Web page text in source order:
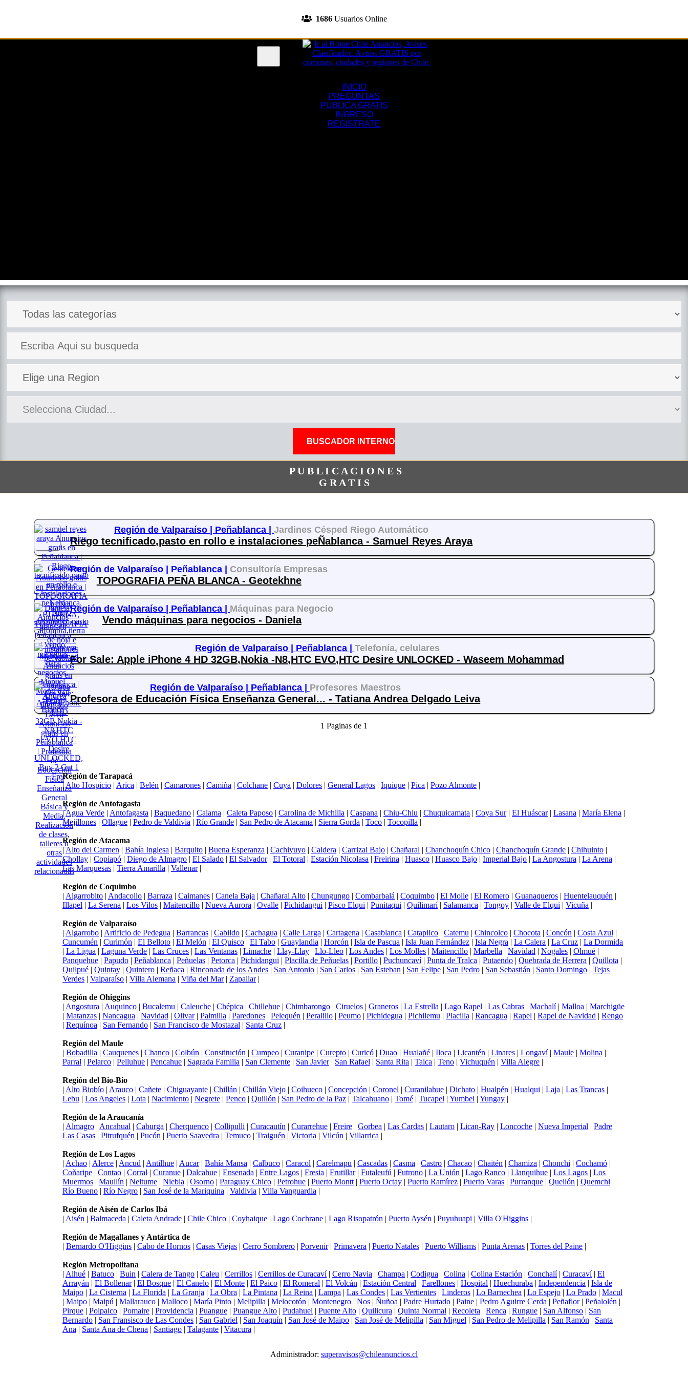
1686Usuarios Online
INICIO
PREGUNTAS
PUBLICA GRATIS
INGRESO
REGISTRATE
P U B L I C A C I O N E S
G R A T I S
Región de Valparaíso | Peñablanca |Jardines Césped Riego Automático
Riego tecnificado,pasto en rollo e instalaciones peÑablanca - Samuel Reyes Araya
Región de Valparaíso | Peñablanca |Consultoría Empresas
TOPOGRAFIA PEÑA BLANCA - Geotekhne
Región de Valparaíso | Peñablanca | Máquinas para Negocio
Vendo máquinas para negocios - Daniela
Región de Valparaíso | Peñablanca | Telefonía, celulares
For Sale: Apple iPhone 4 HD 32GB,Nokia -N8,HTC EVO,HTC Desire UNLOCKED - Waseem Mohammad
Región de Valparaíso | Peñablanca | Profesores Maestros
Profesora de Educación Física Enseñanza General... - Tatiana Andrea Delgado Leiva
1 Paginas de 1
Región de Tarapacá
|Alto Hospicio | Arica | Belén | Camarones | Camiña | Colchane | Cuya | Dolores | General Lagos | Iquique | Pica | Pozo Almonte |
Región de Antofagasta
|Agua Verde | Antofagasta | Baquedano | Calama | Caleta Paposo | Carolina de Michilla | Caspana | Chiu-Chiu | Chuquicamata | Coya Sur| El Huáscar| Lasana | María Elena |
Mejillones | Ollague | Pedro de Valdivia | Río Grande | San Pedro de Atacama | Sierra Gorda | Toco | Tocopilla |
Región de Atacama
|Alto del Carmen | Bahía Inglesa | Barquito | Buena Esperanza | Cachiyuyo | Caldera | Carrizal Bajo | Chañaral | Chanchoquín Chico | Chanchoquín Grande | Chihuinto |
Chollay | Copiapó | Diego de Almagro | El Salado | El Salvador| El Totoral | Estación Nicolasa | Freirina | Huasco | Huasco Bajo | Imperial Bajo | La Angostura | La Arena |
Las Marquesas | Tierra Amarilla | Vallenar|
Región de Coquimbo
| Algarrobito | Andacollo | Barraza | Caimanes | Canela Baja | Chañaral Alto | Chungungo | Combarbalá | Coquimbo | El Molle | El Romero | Guanaqueros | Huentelauquén |
Illapel | La Serena | Los Vilos | Maitencillo | Nueva Aurora | Ovalle | Pichidangui | Pisco Elqui | Punitaqui | Quilimarí| Salamanca | Tongoy | Valle de Elqui | Vicuña |
Región de Valparaíso
| Algarrobo | Artificio de Pedegua | Barrancas | Cabildo | Cachagua | Calle Larga | Cartagena | Casablanca | Catapilco | Catemu | Chincolco | Chocota | Concón | Costa Azul |
Cuncumén | Curimón | El Belloto | El Melón | El Quisco | El Tabo | Guaylandia | Horcón | Isla de Pascua | Isla Juan Fernández | Isla Negra | La Calera | La Cruz | La Dormida
| La Ligua | Laguna Verde | Las Cruces | Las Ventanas | Limache | Llay-Llay | Llo-Lleo | Los Andes | Los Molles | Maitencillo | Marbella | Navidad | Nogales | Olmué |
Panquehue | Papudo | Peñablanca | Peñuelas | Petorca | Pichidangui | Placilla de Peñuelas | Portillo | Puchuncaví| Punta de Tralca | Putaendo | Quebrada de Herrera | Quillota |
Quilpué | Quintay | Quintero | Reñaca | Rinconada de los Andes | San Antonio | San Carlos | San Esteban | San Felipe | San Pedro | San Sebastián | Santo Domingo | Tejas
Verdes | Valparaíso | Villa Alemana | Viña del Mar| Zapallar|
Región de Ohiggins
| Angostura | Auquinco | Bucalemu | Caleuche | Chépica | Chillehue | Chimbarongo | Ciruelos | Graneros | La Estrella | Lago Rapel | Las Cabras | Machalí| Malloa | Marchigüe
| Matanzas | Nancagua | Navidad | Olivar| Palmilla | Paredones | Pelequén | Peralillo | Peumo | Pichidegua | Pichilemu | Placilla | Rancagua | Rapel | Rapel de Navidad | Rengo
| Requínoa | San Fernando | San Francisco de Mostazal | Santa Cruz |
Región del Maule
| Bobadilla | Cauquenes | Chanco | Colbún | Constitución | Cumpeo | Curanipe | Curepto | Curicó | Duao | Hualañé | Iloca | Licantén | Linares | Longaví| Maule | Molina |
Parral | Pelarco | Pelluhue | Pencahue | Sagrada Familia | San Clemente | San Javier| San Rafael | Santa Rita | Talca | Teno | Vichuquén | Villa Alegre |
Región del Bio-Bio
| Alto Biobío | Arauco | Cañete | Chiguayante | Chillán | Chillán Viejo | Coihueco | Concepción | Coronel | Curanilahue | Dichato | Hualpén | Hualqui | Laja | Las Trancas |
Lebu | Los Angeles | Lota | Nacimiento | Negrete | Penco | Quillón | San Pedro de la Paz | Talcahuano | Tomé | Tucapel | Yumbel | Yungay |
Región de la Araucanía
| Almagro | Ancahual | Caburga | Cherquenco | Collipulli | Curacautín | Curarrehue | Freire | Gorbea | Las Cardas | Lautaro | Lican-Ray | Loncoche | Nueva Imperial | Padre
Las Casas | Pitrufquén | Pucón | Puerto Saavedra | Temuco | Traiguén | Victoria | Vilcún | Villarrica |
Región de Los Lagos
| Achao | Alerce | Ancud | Antilhue | Aucar| Bahía Mansa | Calbuco | Caracol | Carelmapu | Cascadas | Casma | Castro | Chacao | Chaitén | Chamiza | Chonchi | Cochamó |
Coñaripe | Contao | Corral | Curanue | Dalcahue | Ensenada | Entre Lagos | Fresia | Frutillar| Futaleufú | Futrono | La Unión | Lago Ranco | Llanquihue | Los Lagos | Los
Muermos | Maullín | Neltume | Niebla | Osorno | Paraguay Chico | Petrohue | Puerto Montt | Puerto Octay | Puerto Ramírez | Puerto Varas | Purranque | Quellón | Quemchi |
Río Bueno | Río Negro | San José de la Mariquina | Valdivia | Villa Vanguardia |
Región de Aisén de Carlos Ibá
| Aisén | Balmaceda | Caleta Andrade | Chile Chico | Coyhaique | Lago Cochrane | Lago Risopatrón | Puerto Aysén | Puyuhuapi | Villa O'Higgins |
Región de Magallanes y Antártica de
| Bernardo O'Higgins | Cabo de Hornos | Casas Viejas | Cerro Sombrero | Porvenir| Primavera | Puerto Natales | Puerto Williams | Punta Arenas | Torres del Paine |
Región Metropolitana
| Alhué | Batuco | Buin | Calera de Tango | Caleu | Cerrillos | Cerrillos de Curacaví| Cerro Navia | Champa | Codigua | Colina | Colina Estación | Conchalí| Curacaví| El
Arrayán | El Bollenar| El Bosque | El Canelo | El Monte | El Paico | El Romeral | El Volcán | Estación Central | Farellones | Hospital | Huechuraba | Independencia | Isla de
Maipo | La Cisterna | La Florida | La Granja | La Obra | La Pintana | La Reina | Lampa | Las Condes | Las Vertientes | Linderos | Lo Barnechea | Lo Espejo | Lo Prado | Macul
| Maipo | Maipú | Mallarauco | Malloco | María Pinto | Melipilla | Melocotón | Montenegro | Nos | Ñuñoa | Padre Hurtado | Paine | Pedro Aguirre Cerda | Peñaflor| Peñalolén |
Pirque | Polpaico | Pomaire | Providencia | Puangue | Puangue Alto | Pudahuel | Puente Alto | Quilicura | Quinta Normal | Recoleta | Renca | Rungue | San Alfonso | San
Bernardo | San Fransisco de Las Condes | San Gabriel | San Joaquín | San José de Maipo | San José de Melipilla | San Miguel | San Pedro de Melipilla | San Ramón | Santa
Ana | Santa Ana de Chena | Santiago | Talagante | Vitacura |
Administrador: superavisos@chileanuncios.cl